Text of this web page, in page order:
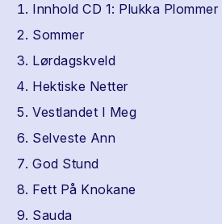
Innhold CD 1: Plukka
Sommer
Lørdagskveld
Hektiske Netter
Vestlandet I Meg
Selveste Ann
God Stund
Fett På Knokane
Sauda